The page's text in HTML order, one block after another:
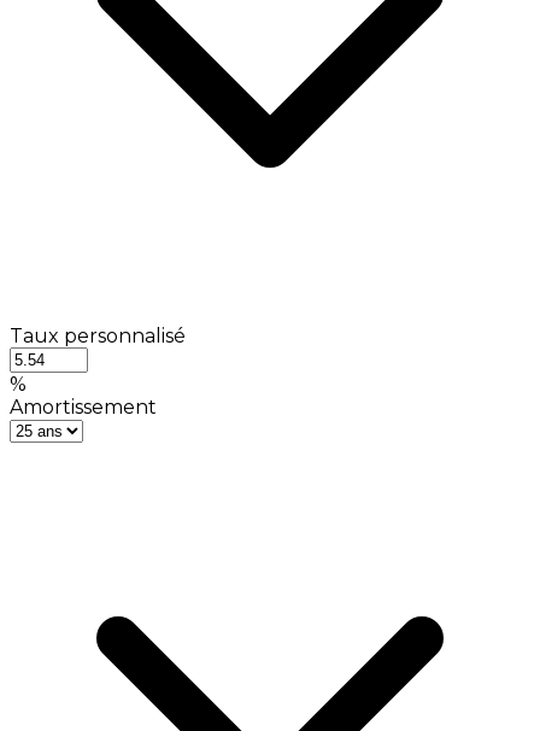
Taux personnalisé
%
Amortissement